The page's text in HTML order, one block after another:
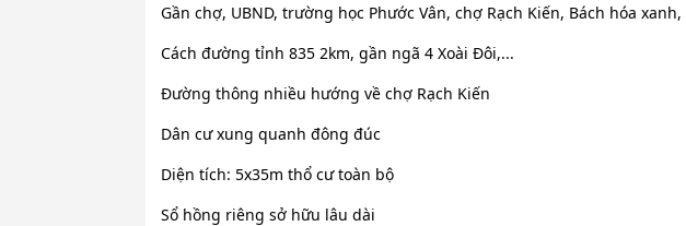
Gần chợ, UBND, trường học Phước Vân, chợ Rạch Kiến, Bách hóa xanh,
Cách đường tỉnh 835 2km, gần ngã 4 Xoài Đôi,...
Đường thông nhiều hướng về chợ Rạch Kiến
Dân cư xung quanh đông đúc
Diện tích: 5x35m thổ cư toàn bộ
Sổ hồng riêng sở hữu lâu dài